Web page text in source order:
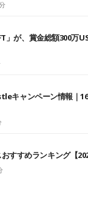
が、賞金総額300万
キャンペーン情報｜
すすめランキング【